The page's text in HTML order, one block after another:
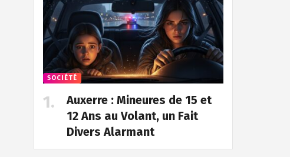
SOCIÉTÉ
Auxerre : Mineures de 15 et
12 Ans au Volant, un Fait
Divers Alarmant